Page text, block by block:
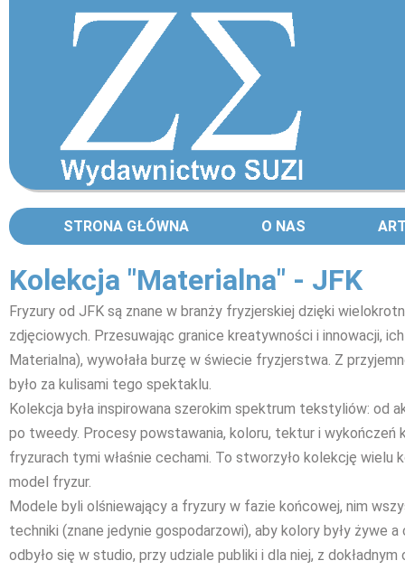
STRONA GŁÓWNA O NAS
Kolekcja "Materialna" - JFK
Fryzury od JFK są znane w branży fryzjerskiej dzięki
zdjęciowych. Przesuwając granice kreatywności i innowacji,
Materialna), wywołała burzę w świecie fryzjerstwa. Z
było za kulisami tego spektaklu.
Kolekcja była inspirowana szerokim spektrum tekstyliów: od
po tweedy. Procesy powstawania, koloru, tektur i wykończeń
fryzurach tymi właśnie cechami. To stworzyło kolekcję
model fryzur.
Modele byli olśniewający a fryzury w fazie końcowej, nim
techniki (znane jedynie gospodarzowi), aby kolory były żywe
odbyło się w studio, przy udziale publiki i dla niej, z